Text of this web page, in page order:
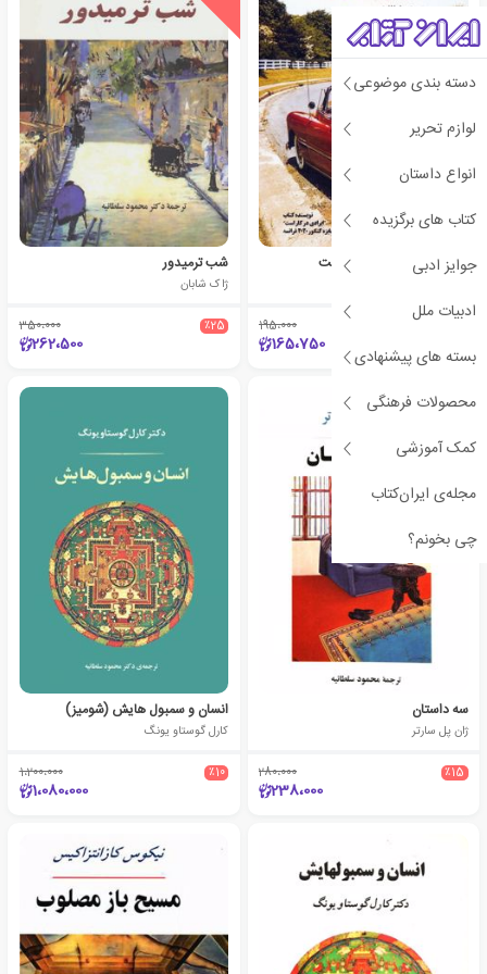
دسته بندی موضوعی
لوازم تحریر
انواع داستان
کتاب های برگزیده
جوایز ادبی
ادبیات ملل
بسته های پیشنهادی
محصولات فرهنگی
کمک آموزشی
مجله‌ی ایران‌کتاب
چی بخونم؟
همه‌ی خانواده‌های خوشبخت
195،000
165،750
شب ترمیدور
ژاک شابان
٪25 350،000
262،500
سه داستان
ژان پل سارتر
٪15 280،000
238،000
انسان و سمبول هایش (شومیز)
کارل گوستاو یونگ
٪10 1،200،000
1،080،000